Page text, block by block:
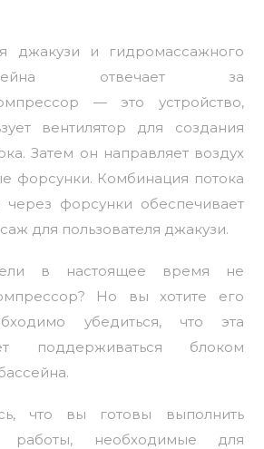
джакузи и гидромассажного
отвечает за
— это устройство,
вентилятор для создания
Затем он направляет воздух
форсунки. Комбинация потока
форсунки обеспечивает
для пользователя джакузи.
в настоящее время не
Но вы хотите его
убедиться, что эта
поддерживаться блоком
что вы готовы выполнить
работы, необходимые для